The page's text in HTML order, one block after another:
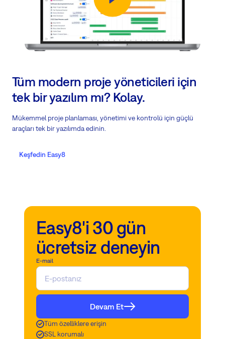
Tüm modern proje yöneticileri için
tek bir yazılım mı? Kolay.
Mükemmel proje planlaması, yönetimi ve kontrolü için güçlü
araçları tek bir yazılımda edinin.
Keşfedin Easy8
Easy8'i 30 gün
ücretsiz deneyin
E-mail
Devam Et
Tüm özelliklere erişin
SSL korumalı